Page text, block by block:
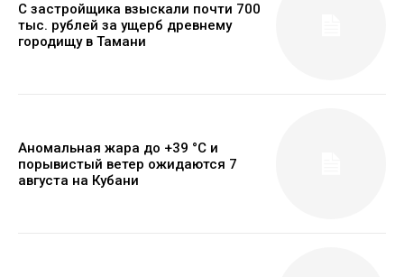
С застройщика взыскали почти 700
тыс. рублей за ущерб древнему
городищу в Тамани
Аномальная жара до +39 °C и
порывистый ветер ожидаются 7
августа на Кубани